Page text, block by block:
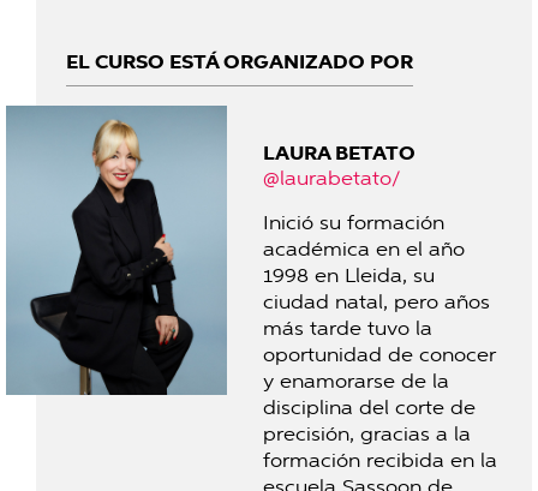
EL CURSO ESTÁ ORGANIZADO POR
LAURA BETATO
@laurabetato/
Inició su formación
académica en el año
1998 en Lleida, su
ciudad natal, pero años
más tarde tuvo la
oportunidad de conocer
y enamorarse de la
disciplina del corte de
precisión, gracias a la
formación recibida en la